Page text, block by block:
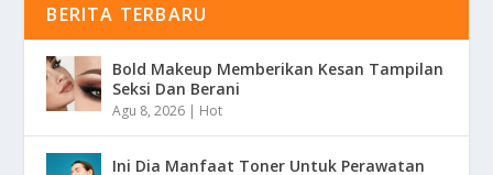
BERITA TERBARU
Bold Makeup Memberikan Kesan Tampilan
Seksi Dan Berani
Agu 8, 2026 | Hot
Ini Dia Manfaat Toner Untuk Perawatan